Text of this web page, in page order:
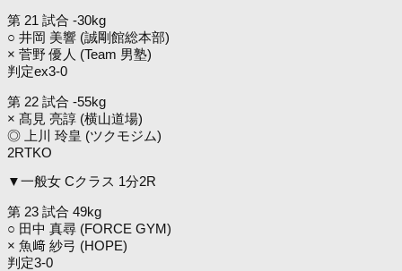
第 21 試合 -30kg
○ 井岡 美響 (誠剛館総本部)
× 菅野 優人 (Team 男塾)
判定ex3-0
第 22 試合 -55kg
× 髙見 亮諄 (横山道場)
◎ 上川 玲皇 (ツクモジム)
2RTKO
▼一般女 Cクラス 1分2R
第 23 試合 49kg
○ 田中 真尋 (FORCE GYM)
× 魚﨑 紗弓 (HOPE)
判定3-0